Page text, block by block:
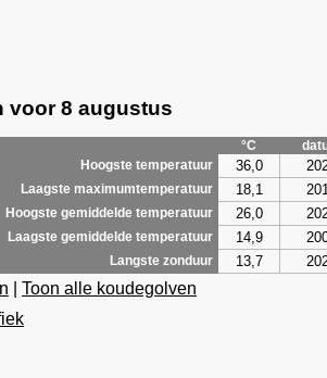
voor 8 augustus
°C
Hoogste temperatuur
36,0
Laagste maximumtemperatuur 18,1
Hoogste gemiddelde temperatuur 26,0
Laagste gemiddelde temperatuur 14,9
Langste zonduur 13,7
Toon alle koudegolven